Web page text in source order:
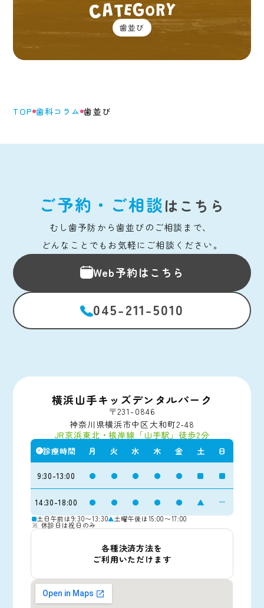
歯並び
TOP 歯科コラム 歯並び
ご予約・ご相談はこちら
むし歯予防から歯並びのご相談まで、
どんなことでもお気軽にご相談ください。
Web予約はこちら
045-211-5010
横浜山手キッズデンタルパーク
〒231-0846
神奈川県横浜市中区大和町2-48
JR京浜東北・根岸線「山手駅」徒歩2分
診療時間 月 火 水 木 金 土 日
9:30-13:00
14:30-18:00
土日午前は9:30〜13:30 土曜午後は15:00〜17:00
※ 休診日は祝日のみ
各種決済方法を
ご利用いただけます